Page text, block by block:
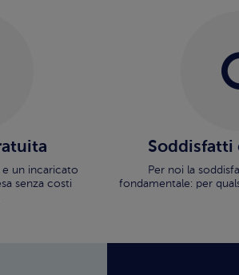
e un incaricato
senza costi
Soddisfatti
Per noi la
fondamentale: per